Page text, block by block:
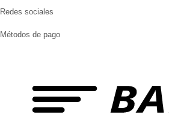
Redes sociales
Métodos de pago